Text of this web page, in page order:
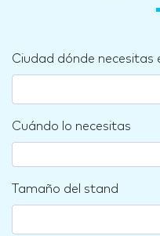
Ciudad dónde necesitas
Cuándo lo necesitas
Tamaño del stand